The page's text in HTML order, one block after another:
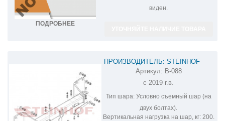
ПОДРОБНЕЕ
виден.
ПРОИЗВОДИТЕЛЬ: STEINHOF
ФАРКОП НА BMW X7 B-088
Артикул: B-088
с 2019 г.в.
Тип шара:Условно съемный шар (на
двух болтах).
Вертикальная нагрузка на шар, кг:200.